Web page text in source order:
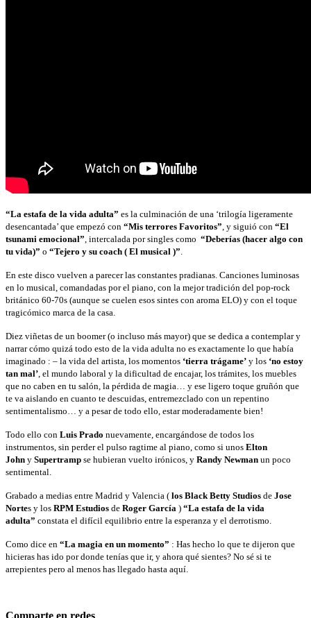
“La estafa de la vida adulta” es la culminación de una ‘trilogía ligeramente
desencantada’ que empezó con “Mis terrores Favoritos” , y siguió con “El
tsunami emocional” , intercalada por singles como “Deberías (hacer algo con
tu vida)” o “Tejero y su coach ( El musical )”
En este disco vuelven a parecer las constantes pradianas. Canciones luminosas
en lo musical, comandadas por el piano, con la mejor tradición del pop-rock
británico 60-70s (aunque se cuelen esos sintes con aroma ELO) y con el toque
tragicómico marca de la casa.
Diez viñetas de un boomer (o incluso más mayor) que se dedica a contemplar y
narrar cómo quizá todo esto de la vida adulta no es exactamente lo que había
imaginado : – la vida del artista, los momentos ‘tierra trágame’ y los ‘no estoy
tan mal’ , el mundo laboral y la dificultad de encajar, los trámites, los muebles
que no caben en tu salón, la pérdida de magia… y ese ligero toque gruñón que
te va aislando en cuanto te descuidas, entremezclado con un repentino
sentimentalismo… y a pesar de todo ello, estar moderadamente bien!
Todo ello con Luis Prado nuevamente, encargándose de todos los
instrumentos, sin perder el pulso ragtime al piano, como si unos Elton
John y Supertramp se hubieran vuelto irónicos, y Randy Newman un poco
sentimental.
Grabado a medias entre Madrid y Valencia ( los Black Betty Studios de Jose
Nortes y los RPM Estudios de Roger García ) “La estafa de la vida
adulta” constata el difícil equilibrio entre la esperanza y el derrotismo.
Como dice en “La magia en un momento” : Has hecho lo que te dijeron que
hicieras has ido por donde tenías que ir, y ahora qué sientes? No sé si te
arrepientes pero al menos has llegado hasta aquí.
Comparte en redes